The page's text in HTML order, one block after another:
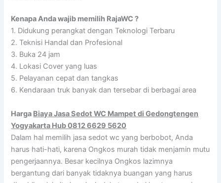
Kenapa Anda wajib memilih RajaWC ?
1. Didukung perangkat dengan Teknologi Terbaru
2. Teknisi Handal dan Profesional
3. Buka 24 jam
4. Lokasi Cover yang luas
5. Pelayanan cepat dan tangkas
6. Kendaraan truk banyak dan tersebar di berbagai area
Harga Biaya Jasa Sedot WC Mampet di Gedongtengen
Yogyakarta Hub 0812 6629 5620
Dalam hal memilih jasa sedot wc yang berbobot, Anda
harus hati-hati, karena Ongkos murah tidak menjamin mutu
pengerjaannya. Besar kecilnya Ongkos lazimnya
bergantung dari banyak tidaknya buangan yang harus